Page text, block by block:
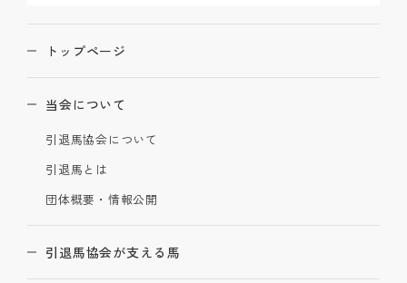
トップページ
当会について
引退馬協会について
引退馬とは
団体概要・情報公開
引退馬協会が支える馬